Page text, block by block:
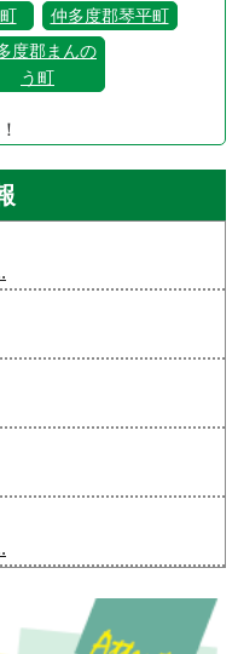
仲多度郡琴平町
度郡まんの
う町